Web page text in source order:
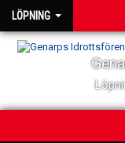
LÖPNING